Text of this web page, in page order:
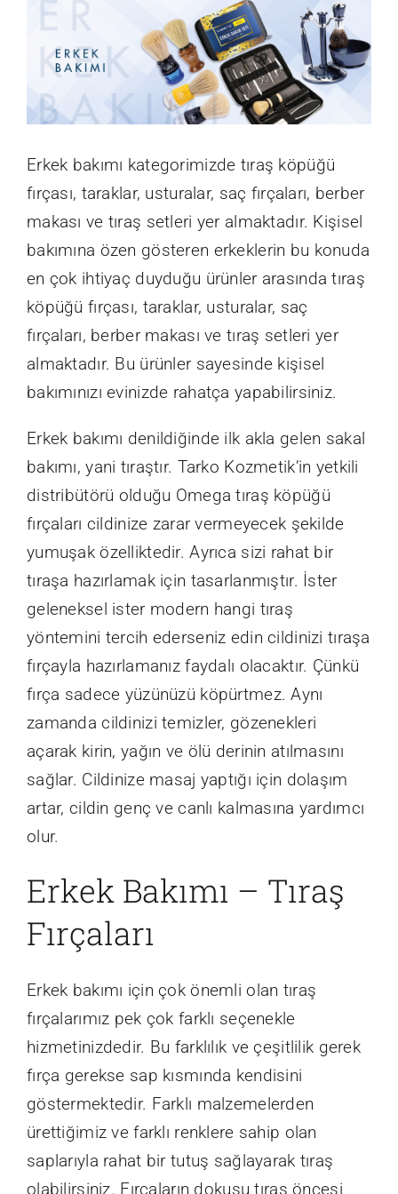
Üretim
B2B GİRİŞ
Bize Ulaşın
Erkek bakımı kategorimizde tıraş köpüğü
fırçası, taraklar, usturalar, saç fırçaları, berber
makası ve tıraş setleri yer almaktadır. Kişisel
bakımına özen gösteren erkeklerin bu konuda
en çok ihtiyaç duyduğu ürünler arasında tıraş
köpüğü fırçası, taraklar, usturalar, saç
fırçaları, berber makası ve tıraş setleri yer
almaktadır. Bu ürünler sayesinde kişisel
bakımınızı evinizde rahatça yapabilirsiniz.
Erkek bakımı denildiğinde ilk akla gelen sakal
bakımı, yani tıraştır. Tarko Kozmetik’in yetkili
distribütörü olduğu Omega tıraş köpüğü
fırçaları cildinize zarar vermeyecek şekilde
yumuşak özelliktedir. Ayrıca sizi rahat bir
tıraşa hazırlamak için tasarlanmıştır. İster
geleneksel ister modern hangi tıraş
yöntemini tercih ederseniz edin cildinizi tıraşa
fırçayla hazırlamanız faydalı olacaktır. Çünkü
fırça sadece yüzünüzü köpürtmez. Aynı
zamanda cildinizi temizler, gözenekleri
açarak kirin, yağın ve ölü derinin atılmasını
sağlar. Cildinize masaj yaptığı için dolaşım
artar, cildin genç ve canlı kalmasına yardımcı
olur.
Erkek Bakımı – Tıraş
Fırçaları
Erkek bakımı için çok önemli olan tıraş
fırçalarımız pek çok farklı seçenekle
hizmetinizdedir. Bu farklılık ve çeşitlilik gerek
fırça gerekse sap kısmında kendisini
göstermektedir. Farklı malzemelerden
ürettiğimiz ve farklı renklere sahip olan
saplarıyla rahat bir tutuş sağlayarak tıraş
olabilirsiniz. Fırçaların dokusu tıraş öncesi